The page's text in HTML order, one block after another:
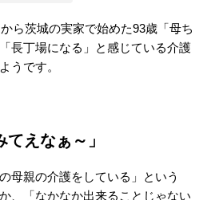
ら茨城の実家で始めた93歳「母ち
長丁場になる」と感じている介護
うです。
てえなぁ～」
母親の介護をしている」という
、「なかなか出来ることじゃない